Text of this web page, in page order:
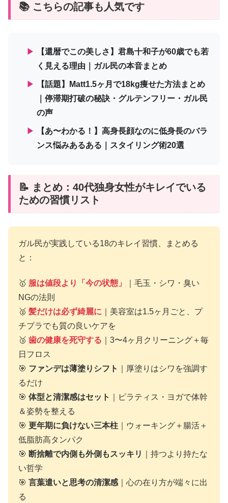
📚 こちらの記事も人気です
▶
【還暦でこの美しさ】君島十和子が60歳でも若
く見える理由｜ガル民の本音まとめ
▶
【話題】Matt1.5ヶ月で18kg痩せた方法まとめ
｜停滞期打破の秘訣・グルテンフリー・ガル民
の声
▶
【あ〜わかる！】高身長顔なのに低身長のバラ
ンス悩みあるある｜スタイリング術20選
📝 まとめ：40代独身女性がキレイでいる
ための習慣リスト
ガル民が実践している18のキレイ習慣、まとめる
と：
🥇 服は値段より「今の状態」
｜毛玉・シワ・臭い
NGの法則
🥈 髪だけは必ず綺麗に ｜美容室は1.5ヶ月ごと、プ
チプラでも質の良いケアを
🥉 歯の健康を死守する ｜3〜4ヶ月クリーニング＋毎
日フロス
🎯 ファンデは薄塗りシフト
｜厚塗りはシワを強調す
るだけ
🎯 体型と清潔感はセット
｜ピラティス・ヨガで体幹
＆姿勢を整える
🎯 更年期に負けない三本柱 ｜ウォーキング＋腸活＋
低脂肪高タンパク
🎯 断捨離で内側も外側もスッキリ
｜持つより持たな
い哲学
🎯 言葉遣いと思考の清潔感 ｜心の在り方が端々に出
る